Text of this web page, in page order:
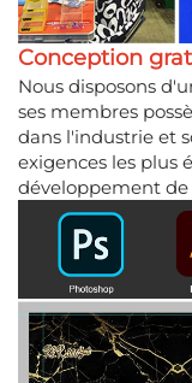
Conception
Nous disposons
ses membres
dans l'industrie et
exigences les plus
développement de